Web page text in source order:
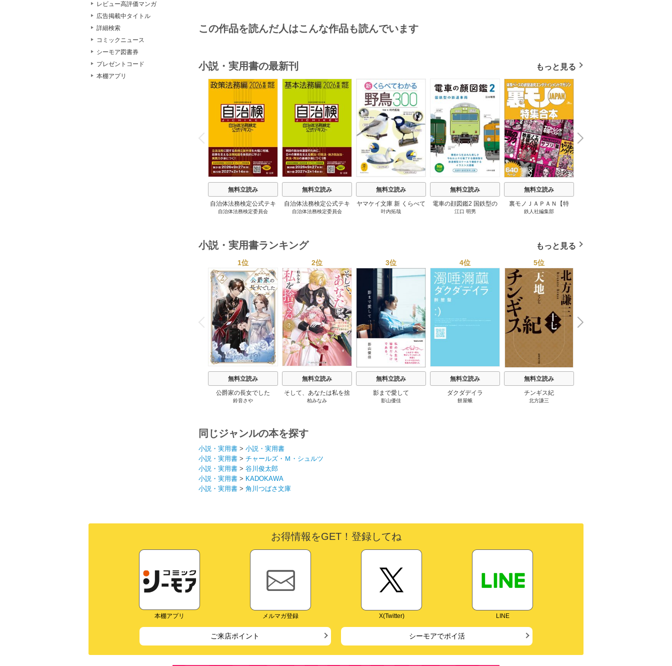
レビュー高評価マンガ
広告掲載中タイトル
詳細検索
コミックニュース
シーモア図書券
プレゼントコード
本棚アプリ
この作品を読んだ人はこんな作品も読んでいます
小説・実用書の最新刊 もっと見る
P
r
e
i
o
u
s
無料立読み
自治体法務検定公式テキ
スト 政策法務編 ２０
自治体法務検定委員会
無料立読み
自治体法務検定公式テキ
スト 基本法務編 ２０
自治体法務検定委員会
無料立読み
ヤマケイ文庫 新 くらべて
わかる野鳥300 1巻
叶内拓哉
無料立読み
電車の顔図鑑2 国鉄型の
鉄道車両 1巻
江口 明男
無料立読み
裏モノＪＡＰＡＮ【特
集】★超ボリューム版６
トレンド年間ベスト★お
学ぶ★夢のようなエロい
楽園３０ 1巻
鉄人社編集部
N
e
x
t
小説・実用書ランキング もっと見る
P
r
e
v
i
o
u
s
1位
無料立読み
公爵家の長女でした
鈴音さや
2位
無料立読み
そして、あなたは私を捨
てる
柏みなみ
3位
無料立読み
影まで愛して
影山優佳
4位
無料立読み
ダクダデイラ
餅屋蛾
5位
無料立読み
チンギス紀
北方謙三
N
x
同じジャンルの本を探す
小説・実用書 > 小説・実用書
小説・実用書 > チャールズ・Ｍ・シュルツ
小説・実用書 > 谷川俊太郎
小説・実用書 > KADOKAWA
小説・実用書 > 角川つばさ文庫
お得情報をGET！登録してね
本棚アプリ メルマガ登録 X(Twitter) LINE
ご来店ポイント シーモアでポイ活